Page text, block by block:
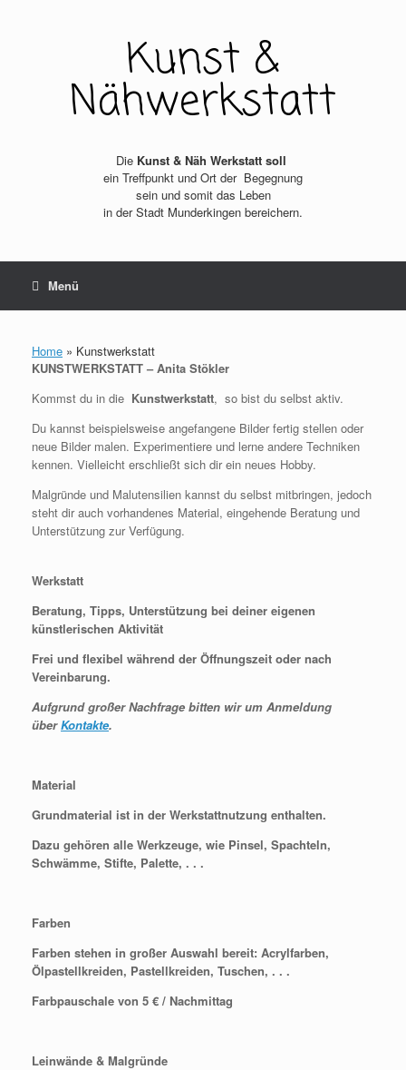
Kunst &
Nähwerkstatt
Die Kunst & Näh Werkstatt soll
ein Treffpunkt und Ort der Begegnung
sein und somit das Leben
in der Stadt Munderkingen bereichern.
Menü
Home » Kunstwerkstatt
KUNSTWERKSTATT – Anita Stökler
Kommst du in die Kunstwerkstatt, so bist du selbst aktiv.
Du kannst beispielsweise angefangene Bilder fertig stellen oder
neue Bilder malen. Experimentiere und lerne andere Techniken
kennen. Vielleicht erschließt sich dir ein neues Hobby.
Malgründe und Malutensilien kannst du selbst mitbringen, jedoch
steht dir auch vorhandenes Material, eingehende Beratung und
Unterstützung zur Verfügung.
Werkstatt
Beratung, Tipps, Unterstützung bei deiner eigenen
künstlerischen Aktivität
Frei und flexibel während der Öffnungszeit oder nach
Vereinbarung.
Aufgrund großer Nachfrage bitten wir um Anmeldung
überKontakte.
Material
Grundmaterial ist in der Werkstattnutzung enthalten.
Dazu gehören alle Werkzeuge, wie Pinsel, Spachteln,
Schwämme, Stifte, Palette, . . .
Farben
Farben stehen in großer Auswahl bereit: Acrylfarben,
Ölpastellkreiden, Pastellkreiden, Tuschen, . . .
Farbpauschale von 5 € / Nachmittag
Leinwände & Malgründe